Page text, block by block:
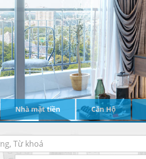
Nhà mặt tiền Căn Hộ